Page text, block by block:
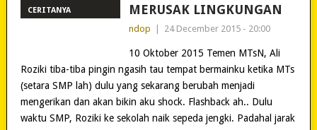
CERITANYA
MERUSAK LINGKUNGAN
ndop 24 December 2015 - 20:00
10 Oktober 2015 Temen MTsN, Ali
Roziki tiba-tiba pingin ngasih tau tempat bermainku ketika MTs
(setara SMP lah) dulu yang sekarang berubah menjadi
mengerikan dan akan bikin aku shock. Flashback ah.. Dulu
waktu SMP, Roziki ke sekolah naik sepeda jengki. Padahal jarak